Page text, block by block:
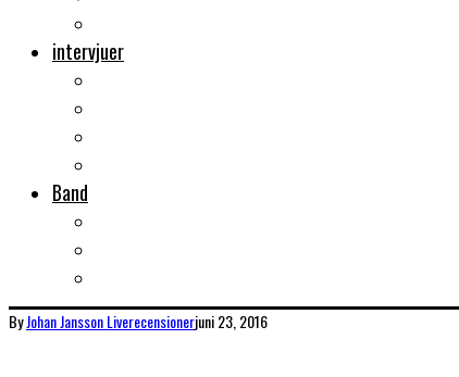
intervjuer
Band
ByJohan JanssonLiverecensionerjuni 23, 2016